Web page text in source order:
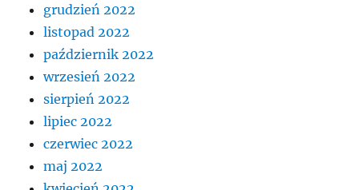
grudzień 2022
listopad 2022
październik 2022
wrzesień 2022
sierpień 2022
lipiec 2022
czerwiec 2022
maj 2022